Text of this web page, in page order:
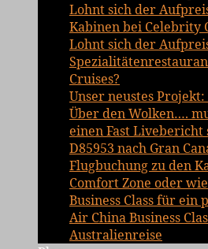
Lohnt sich der
Kabinen bei Celebrity
Lohnt sich der
Cruises?
Unser neustes
Über den Wolken….
einen Fast
D85953 nach Gran
Flugbuchung zu den
Comfort Zone oder
Business Class für ein
Air China Business
Australienreise